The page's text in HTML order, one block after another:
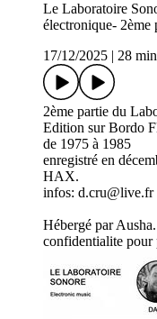
Le Laboratoire
électronique- 2ème
17/12/2025
28 min
2ème partie du
Edition sur Bordo
de 1975 à 1985
enregistré en
HAX.
infos: d.cru@live.fr
Hébergé par
confidentialite pour